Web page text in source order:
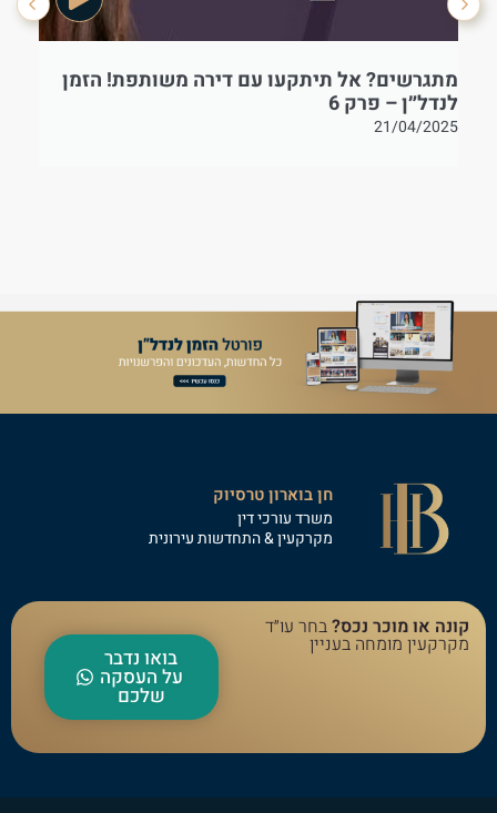
מתגרשים? אל תיתקעו עם דירה משותפת! הזמן
לנדל״ן – פרק 6
21/04/2025
חן בוארון טרסיוק
משרד עורכי דין
מקרקעין & התחדשות עירונית
קונה או מוכר נכס?בחר עו״ד
מקרקעין מומחה בעניין בואו נדבר
על העסקה
שלכם